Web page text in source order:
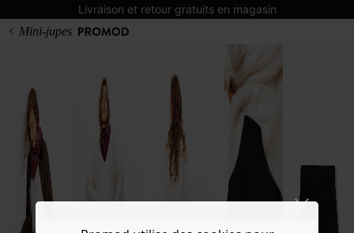
Livraison et retour gratuits en magasin
Mini-jupes